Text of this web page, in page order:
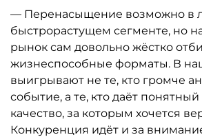
— Перенасыщение возможно в
быстрорастущем сегменте, но
рынок сам довольно жёстко
жизнеспособные форматы. В
выигрывают не те, кто громче
событие, а те, кто даёт
качество, за которым хочется
Конкуренция идёт и за